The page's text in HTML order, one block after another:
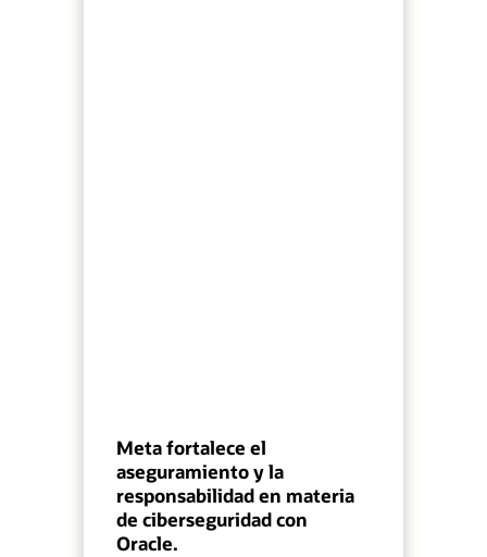
Meta fortalece el
aseguramiento y la
responsabilidad en materia
de ciberseguridad con
Oracle.